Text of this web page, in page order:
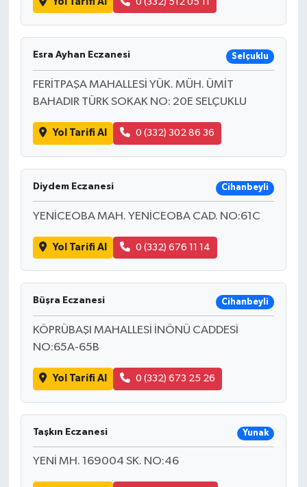
Esra Ayhan Eczanesi Selçuklu
FERİTPAŞA MAHALLESİ YÜK. MÜH. ÜMİT
BAHADIR TÜRK SOKAK NO: 20E SELÇUKLU
Yol Tarifi Al 0 (332) 302 86 36
Diydem Eczanesi Cihanbeyli
YENİCEOBA MAH. YENİCEOBA CAD. NO:61C
Yol Tarifi Al 0 (332) 676 11 14
Büşra Eczanesi Cihanbeyli
KÖPRÜBAŞI MAHALLESİ İNÖNÜ CADDESİ
NO:65A-65B
Yol Tarifi Al 0 (332) 673 25 26
Taşkın Eczanesi Yunak
YENİ MH. 169004 SK. NO:46